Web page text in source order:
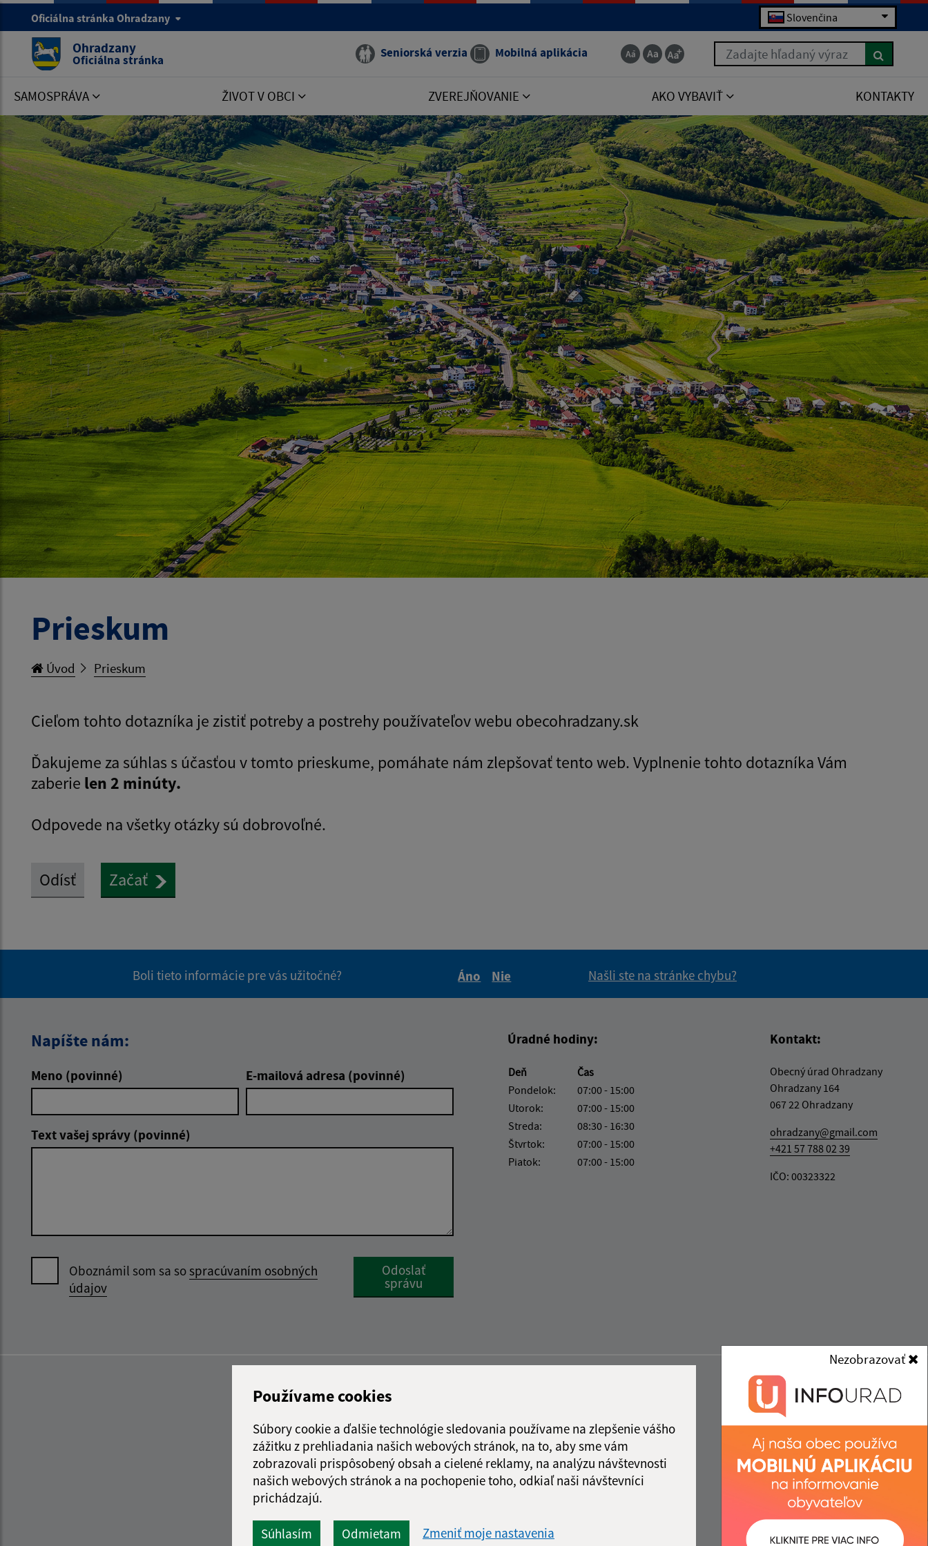
Používame cookies
Súbory cookie a ďalšie technológie sledovania používame na zlepšenie vášho
zážitku z prehliadania našich webových stránok, na to, aby sme vám
zobrazovali prispôsobený obsah a cielené reklamy, na analýzu návštevnosti
našich webových stránok a na pochopenie toho, odkiaľ naši návštevníci
prichádzajú.
Súhlasím Odmietam Zmeniť moje nastavenia
Nezobrazovať
Oficiálna stránka Ohradzany Slovenčina
Ohradzany
Oficiálna stránka Seniorská verzia Mobilná aplikácia Zadajte hľadaný výraz
SAMOSPRÁVA ŽIVOT V OBCI ZVEREJŇOVANIE AKO VYBAVIŤ KONTAKTY
Prieskum
Úvod Prieskum
Cieľom tohto dotazníka je zistiť potreby a postrehy používateľov webu obecohradzany.sk
Ďakujeme za súhlas s účasťou v tomto prieskume, pomáhate nám zlepšovať tento web. Vyplnenie tohto dotazníka Vám
zaberie len 2 minúty.
Odpovede na všetky otázky sú dobrovoľné.
Odísť Začať
Boli tieto informácie pre vás užitočné?
Áno
Nie
Našli ste na stránke chybu?
Napíšte nám:
Meno (povinné) E-mailová adresa (povinné)
Text vašej správy (povinné)
Oboznámil som sa sospracúvaním osobných
údajov
Google reCaptcha Response
Odoslať
správu
Úradné hodiny:
Deň
Čas
Pondelok:
07:00 - 15:00
Utorok:
07:00 - 15:00
Streda:
08:30 - 16:30
Štvrtok:
07:00 - 15:00
Piatok:
07:00 - 15:00
Kontakt:
Obecný úrad Ohradzany
Ohradzany 164
067 22 Ohradzany
ohradzany@gmail.com
+421 57 788 02 39
IČO: 00323322